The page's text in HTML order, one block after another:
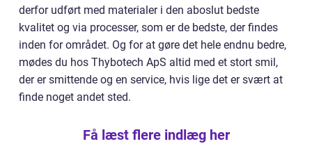
derfor udført med materialer i den aboslut bedste
kvalitet og via processer, som er de bedste, der findes
inden for området. Og for at gøre det hele endnu bedre,
mødes du hos Thybotech ApS altid med et stort smil,
der er smittende og en service, hvis lige det er svært at
finde noget andet sted.
Få læst flere indlæg her